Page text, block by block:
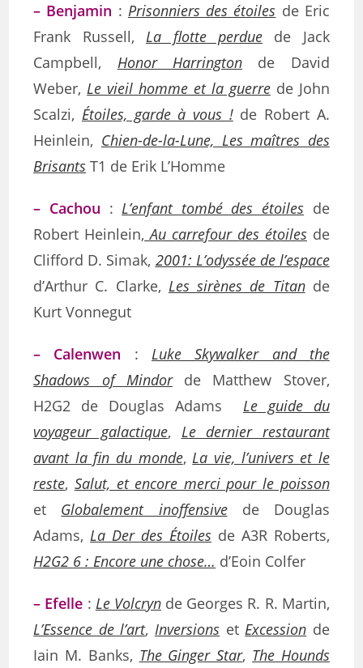
– Benjamin : Prisonniers des étoiles de Eric
Frank Russell,La flotte perduede Jack
Campbell, Honor Harrington de David
Weber,Le vieil homme et la guerrede John
Scalzi, Étoiles, garde à vous !de Robert A.
Heinlein, Chien-de-la-Lune, Les maîtres des
Brisants T1 de Erik L’Homme
– Cachou :L’enfant tombé des étoiles de
Robert Heinlein, Au carrefour des étoilesde
Clifford D. Simak, 2001: L’odyssée de l’espace
d’Arthur C. Clarke, Les sirènes de Titande
Kurt Vonnegut
– Calenwen : Luke Skywalker and the
Shadows of Mindorde Matthew Stover,
H2G2 de Douglas Adams Le guide du
voyageur galactique, Le dernier restaurant
avant la fin du monde,La vie, l’univers et le
reste, Salut, et encore merci pour le poisson
et Globalement inoffensivede Douglas
Adams,La Der des Étoilesde A3R Roberts,
H2G2 6 : Encore une chose… d’Eoin Colfer
– Efelle : Le Volcrynde Georges R. R. Martin,
L’Essence de l’art,Inversions etExcession de
Iain M. Banks, The Ginger Star, The Hounds